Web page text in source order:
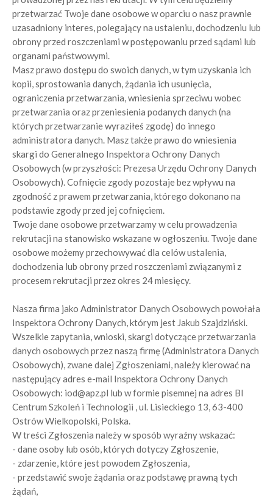
przetwarzać Twoje dane osobowe w oparciu o nasz prawnie
uzasadniony interes, polegający na ustaleniu, dochodzeniu lub
obrony przed roszczeniami w postępowaniu przed sądami lub
organami państwowymi.
Masz prawo dostępu do swoich danych, w tym uzyskania ich
kopii, sprostowania danych, żądania ich usunięcia,
ograniczenia przetwarzania, wniesienia sprzeciwu wobec
przetwarzania oraz przeniesienia podanych danych (na
których przetwarzanie wyraziłeś zgodę) do innego
administratora danych. Masz także prawo do wniesienia
skargi do Generalnego Inspektora Ochrony Danych
Osobowych (w przyszłości: Prezesa Urzędu Ochrony Danych
Osobowych). Cofnięcie zgody pozostaje bez wpływu na
zgodność z prawem przetwarzania, którego dokonano na
podstawie zgody przed jej cofnięciem.
Twoje dane osobowe przetwarzamy w celu prowadzenia
rekrutacji na stanowisko wskazane w ogłoszeniu. Twoje dane
osobowe możemy przechowywać dla celów ustalenia,
dochodzenia lub obrony przed roszczeniami związanymi z
procesem rekrutacji przez okres 24 miesięcy.
Nasza firma jako Administrator Danych Osobowych powołała
Inspektora Ochrony Danych, którym jest Jakub Szajdziński.
Wszelkie zapytania, wnioski, skargi dotyczące przetwarzania
danych osobowych przez naszą firmę (Administratora Danych
Osobowych), zwane dalej Zgłoszeniami, należy kierować na
następujący adres e-mail Inspektora Ochrony Danych
Osobowych: iod@apz.pl lub w formie pisemnej na adres BI
Centrum Szkoleń i Technologii , ul. Lisieckiego 13, 63-400
Ostrów Wielkopolski, Polska.
W treści Zgłoszenia należy w sposób wyraźny wskazać:
- dane osoby lub osób, których dotyczy Zgłoszenie,
- zdarzenie, które jest powodem Zgłoszenia,
- przedstawić swoje żądania oraz podstawę prawną tych
żądań,